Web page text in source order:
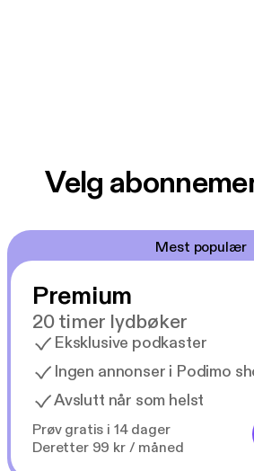
Velg
Mest populær
Premium
20 timer lydbøker
Eksklusive podkaster
Ingen annonser i Podimo
Avslutt når som helst
Prøv gratis i 14 dager
Deretter 99 kr / måned